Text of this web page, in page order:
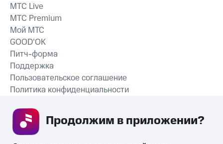
СКАЧАТЬ ПРИЛОЖЕНИЕ
MTС Live
MTС Premium
Мой МТС
GOOD’OK
Питч-форма
Поддержка
Пользовательское соглашение
Политика конфиденциальности